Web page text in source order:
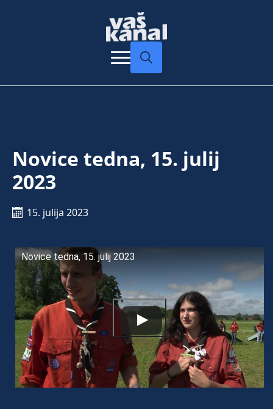
Novice tedna, 15. julij
2023
15. julija 2023
Novice tedna, 15. julij 2023